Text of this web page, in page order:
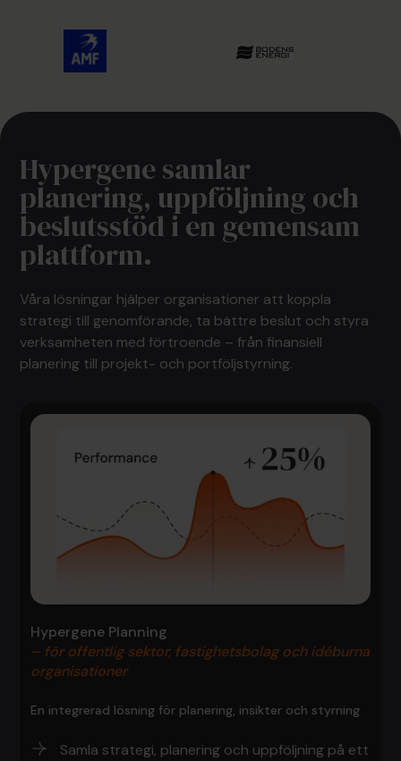
Hypergene samlar
planering, uppföljning och
beslutsstöd i en gemensam
plattform.
Våra lösningar hjälper organisationer att koppla
strategi till genomförande, ta bättre beslut och styra
verksamheten med förtroende – från finansiell
planering till projekt- och portföljstyrning.
Hypergene Planning
– för offentlig sektor, fastighetsbolag och idéburna
organisationer
En integrerad lösning för planering, insikter och styrning
Samla strategi, planering och uppföljning på ett